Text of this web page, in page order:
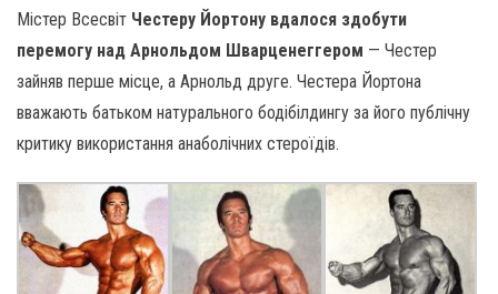
Містер Всесвіт Честеру Йортону вдалося здобути
перемогу над Арнольдом Шварценеггером — Честер
зайняв перше місце, а Арнольд друге. Честера Йортона
вважають батьком натурального бодібілдингу за його публічну
критику використання анаболічних стероїдів.